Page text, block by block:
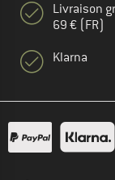
Livraison
69 € (FR)
Klarna